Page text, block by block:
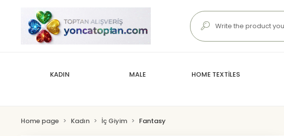
KADIN MALE HOME TEXTİLES
Home page Kadın İç Giyim Fantasy